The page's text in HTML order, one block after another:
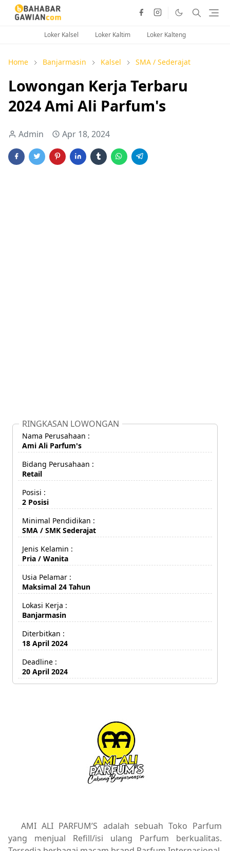
Loker Kalsel Loker Kaltim Loker Kalteng
Home Banjarmasin Kalsel SMA / Sederajat
Lowongan Kerja Terbaru
2024 Ami Ali Parfum's
Admin Apr 18, 2024
RINGKASAN LOWONGAN
Nama Perusahaan :
Ami Ali Parfum's
Bidang Perusahaan :
Retail
Posisi :
2 Posisi
Minimal Pendidikan :
SMA / SMK Sederajat
Jenis Kelamin :
Pria / Wanita
Usia Pelamar :
Maksimal 24 Tahun
Lokasi Kerja :
Banjarmasin
Diterbitkan :
18 April 2024
Deadline :
20 April 2024
AMI ALI PARFUM’S adalah sebuah Toko Parfum
yang menjual Refill/isi ulang Parfum berkualitas.